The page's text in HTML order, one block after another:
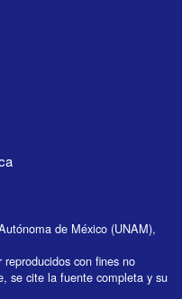
de México (UNAM),
con fines no
se cite la fuente completa y su